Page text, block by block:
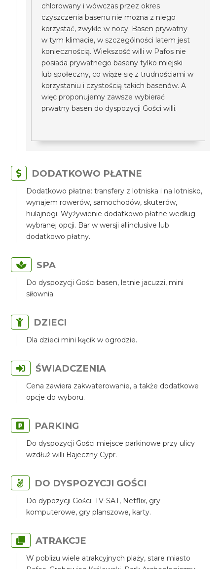
chlorowany i wówczas przez okres
czyszczenia basenu nie można z niego
korzystać, zwykle w nocy. Basen prywatny
w tym klimacie, w szczególności latem jest
koniecznością. Wiekszość willi w Pafos nie
posiada prywatnego baseny tylko miejski
lub społeczny, co wiąże się z trudnościami w
korzystaniu i czystością takich basenów. A
więc proponujemy zawsze wybierać
prwatny basen do dyspozycji Gości willi.
DODATKOWO PŁATNE
Dodatkowo płatne: transfery z lotniska i na lotnisko,
wynajem rowerów, samochodów, skuterów,
hulajnogi. Wyżywienie dodatkowo płatne według
wybranej opcji. Bar w wersji allinclusive lub
dodatkowo płatny.
SPA
Do dyspozycji Gości basen, letnie jacuzzi, mini
siłownia.
DZIECI
Dla dzieci mini kącik w ogrodzie.
ŚWIADCZENIA
Cena zawiera zakwaterowanie, a także dodatkowe
opcje do wyboru.
PARKING
Do dyspozycji Gości miejsce parkinowe przy ulicy
wzdłuż willi Bajeczny Cypr.
DO DYSPOZYCJI GOŚCI
Do dypozycji Gości: TV-SAT, Netflix, gry
komputerowe, gry planszowe, karty.
ATRAKCJE
W pobliżu wiele atrakcyjnych plaży, stare miasto